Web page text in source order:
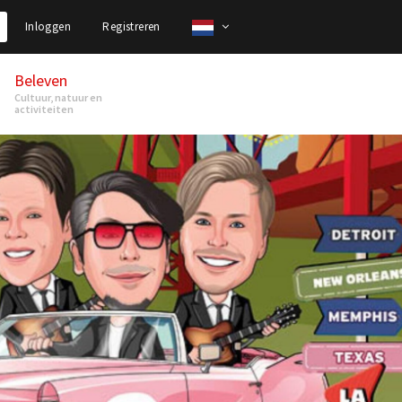
Inloggen Registreren
Beleven
Cultuur, natuur en
activiteiten